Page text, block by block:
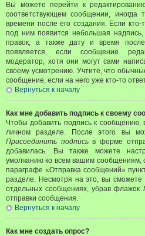
Вы можете перейти к
соответствующем сообщении, иногда
времени после его создания. Если
под ним появится небольшая надпись,
правок, а также дату и время
появляется, если сообщение
модератор, хотя они могут сами
своему усмотрению. Учтите, что
сообщение, если на него уже кто-то
Вернуться к началу
Как мне добавить подпись к своему
Чтобы добавить подпись к
личном разделе. После этого вы
Присоединить подписьв форме
добавилась. Вы также можете
умолчанию ко всем вашим сообщениям,
параграфе «Отправка сообщений»
разделе. Несмотря на это, вы сможете
отдельных сообщениях, убрав флажок
отправки сообщения.
Вернуться к началу
Как мне создать опрос?